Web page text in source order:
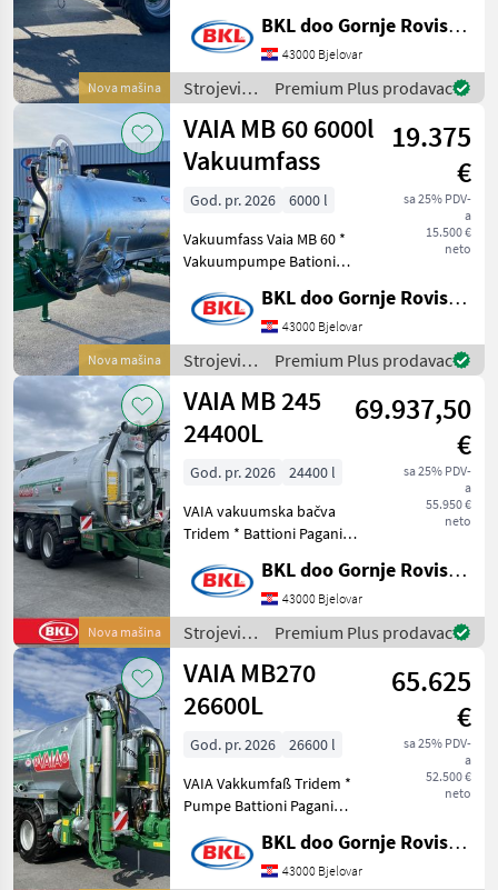
Nova mašina
kočione osovine
Q110Tx1850 10rupa * Viseća
osovina * Donja kuka s
hidrauličnom potpo
BKL doo Gornje Rovisce Kroatien
43000 Bjelovar
Strojevi
za
đubrenje,
gnojenje i
navodnjavanje
/ VAIA
Premium Plus prodavac
Nova mašina
VAIA MB 60 6000l
Vakuumfass
19.375
€
sa 25% PDV-
a
15.500 €
neto
God. pr. 2026
6000 l
Vakuumfass Vaia MB 60 *
Vakuumpumpe Bationi
ADR-Bremsachsen
Q110Tx1850 8 Loch *
Untenanhängung mit
hydraulischem Stützfuss *
Tank Ausse
BKL doo Gornje Rovisce Kroatien
43000 Bjelovar
Strojevi
za
đubrenje,
gnojenje i
navodnjavanje
/ VAIA
Premium Plus prodavac
Nova mašina
VAIA MB 245
24400L
69.937,50
€
sa 25% PDV-
a
55.950 €
neto
God. pr. 2026
24400 l
VAIA vakuumska bačva
Tridem * Battioni Pagani
sustavom hlađenja zraka i
ulazom zraka, filter na
pumpi, 1000 o/min * 2
kruga komprimiranog zra
BKL doo Gornje Rovisce Kroatien
43000 Bjelovar
Strojevi
za
đubrenje,
gnojenje i
navodnjavanje
/ VAIA
Premium Plus prodavac
VAIA MB270
26600L
65.625
€
sa 25% PDV-
a
52.500 €
neto
God. pr. 2026
26600 l
VAIA Vakkumfaß Tridem *
Pumpe Battioni Pagani
mit Lufteinlass, 540o/min *
2 Kreis Druckluft mit Alb
BKL doo Gornje Rovisce Kroatien
43000 Bjelovar